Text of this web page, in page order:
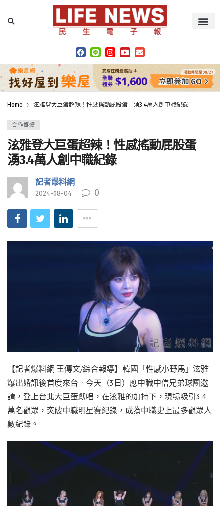
Home 泫雅登大巨蛋超辣！性感搖動屁股蛋 湧3.4萬人創中職紀錄
合作媒體
泫雅登大巨蛋超辣！性感搖動屁股蛋
湧3.4萬人創中職紀錄
記者爆料網
2024-08-04 0
【記者爆料網 王傳文/綜合報導】韓國「性感小野馬」泫雅
爆出婚訊後首度來台，今天（3日）應中職中信兄弟球團邀
請，登上台北大巨蛋獻唱，在泫雅的加持下，現場吸引3.4
萬名觀眾，突破中職明星賽紀錄，成為中職史上最多觀眾人
數紀錄。